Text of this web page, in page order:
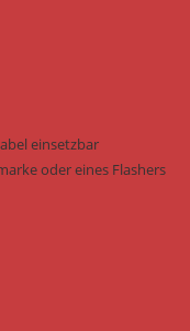
einsetzbar
oder eines Flashers